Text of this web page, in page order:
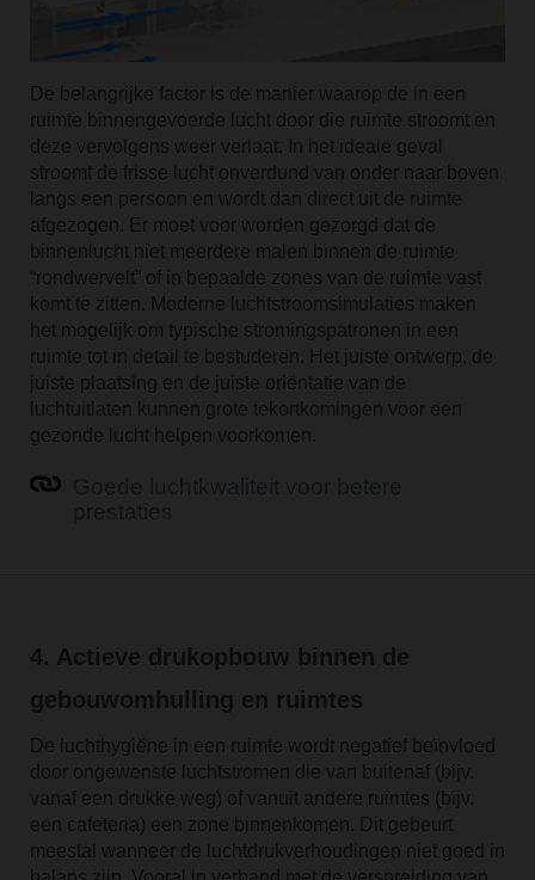
De belangrijke factor is de manier waarop de in een
ruimte binnengevoerde lucht door die ruimte stroomt en
deze vervolgens weer verlaat. In het ideale geval
stroomt de frisse lucht onverdund van onder naar boven
langs een persoon en wordt dan direct uit de ruimte
afgezogen. Er moet voor worden gezorgd dat de
binnenlucht niet meerdere malen binnen de ruimte
“rondwervelt” of in bepaalde zones van de ruimte vast
komt te zitten. Moderne luchtstroomsimulaties maken
het mogelijk om typische stromingspatronen in een
ruimte tot in detail te bestuderen. Het juiste ontwerp, de
juiste plaatsing en de juiste oriëntatie van de
luchtuitlaten kunnen grote tekortkomingen voor een
gezonde lucht helpen voorkomen.
4. Actieve drukopbouw binnen de
gebouwomhulling en ruimtes
De luchthygiëne in een ruimte wordt negatief beïnvloed
door ongewenste luchtstromen die van buitenaf (bijv.
vanaf een drukke weg) of vanuit andere ruimtes (bijv.
een cafeteria) een zone binnenkomen. Dit gebeurt
meestal wanneer de luchtdrukverhoudingen niet goed in